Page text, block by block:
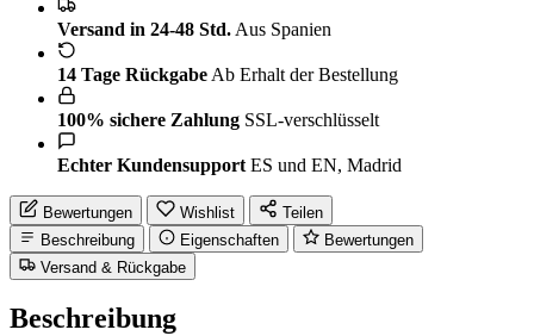
Versand in 24-48 Std. Aus Spanien
14 Tage Rückgabe Ab Erhalt der Bestellung
100% sichere Zahlung SSL-verschlüsselt
Echter Kundensupport ES und EN, Madrid
Bewertungen Wishlist
Teilen
Beschreibung
Eigenschaften
Bewertungen
Versand & Rückgabe
Beschreibung